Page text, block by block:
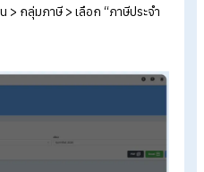
.1 และภ.ง.ด.1ก ต่างกันอย่างไร?
.1 และ